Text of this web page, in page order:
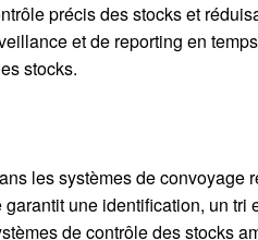
précis des stocks et
et de reporting en
stocks.
les systèmes de convoyage
une identification, un tri
de contrôle des stocks